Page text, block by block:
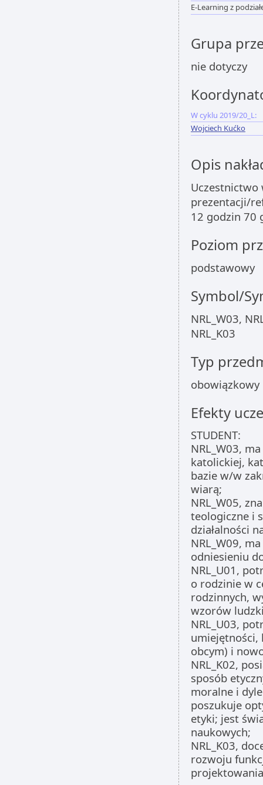
E-Learning z
Grupa
nie dotyczy
W cyklu 2019/20_L:
Wojciech Kućko
Opis
Uczestnictwo
prezentacji/
12 godzin 70
Poziom
podstawowy
Symbol/
NRL_W03,
NRL_K03
Typ
obowiązkowy
Efekty
STUDENT:
NRL_W03,
katolickiej,
bazie w/w
wiarą;
NRL_W05,
teologiczne i
działalności
NRL_W09,
odniesieniu
NRL_U01,
o rodzinie w
rodzinnych,
wzorów
NRL_U03,
umiejętności,
obcym) i
NRL_K02,
sposób
moralne i
poszukuje
etyki; jest
naukowych;
NRL_K03,
rozwoju